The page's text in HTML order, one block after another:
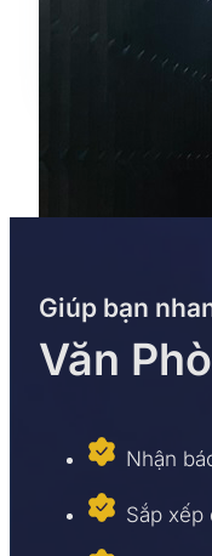
Gọi:
Giúp bạn
Văn
Nhận
Sắp xếp